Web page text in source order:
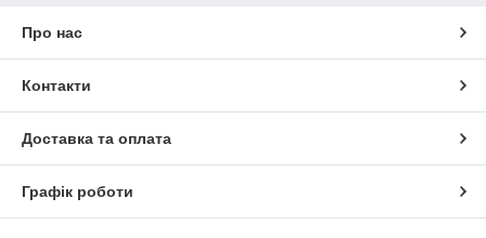
Про нас
Контакти
Доставка та оплата
Графік роботи